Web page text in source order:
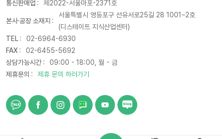
통신판매업 :
제2022-서울마포-2371호
본사·공장 소재지 :
서울특별시 영등포구 선유서로25길 28 1001~2호
(디스테이트 지식산업센터)
TEL :
02-6964-6930
FAX :
02-6455-5692
상담가능시간 :
09:00 - 18:00, 월 - 금
제휴문의 :
제휴 문의 하러가기